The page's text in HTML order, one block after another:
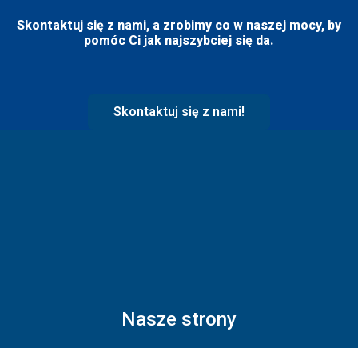
Skontaktuj się z nami, a zrobimy co w naszej mocy, by
pomóc Ci jak najszybciej się da.
Skontaktuj się z nami!
Nasze strony